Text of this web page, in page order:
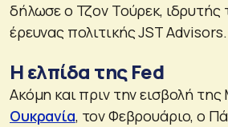
δήλωσε ο Τζον Τούρεκ, ιδρυτής
έρευνας πολιτικής JST Advisors.
Η ελπίδα της Fed
Ακόμη και πριν την εισβολή
Ουκρανία, τον Φεβρουάριο, ο